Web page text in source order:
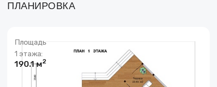
ПЛАНИРОВКА
Площадь
1 этажа:
190.1 м2